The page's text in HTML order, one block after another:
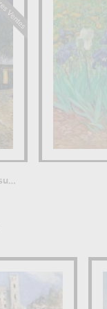
Terrasse du Café le soir sur la...